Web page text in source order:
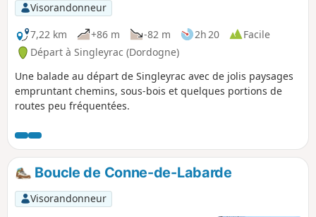
Visorandonneur
7,22 km
+86 m -82 m 2h 20
Facile
Départ à Singleyrac (Dordogne)
Une balade au départ de Singleyrac avec de jolis paysages
empruntant chemins, sous-bois et quelques portions de
routes peu fréquentées.
Boucle de Conne-de-Labarde
Visorandonneur